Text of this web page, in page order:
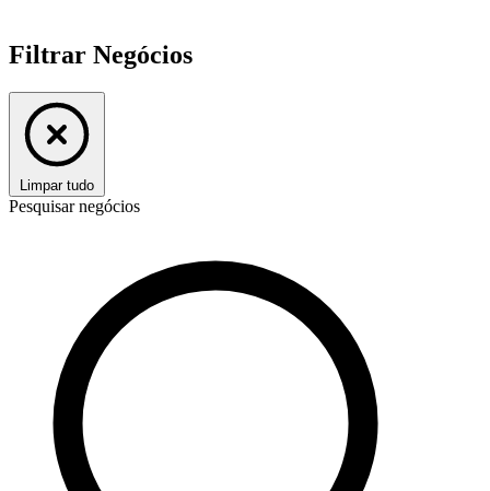
Filtrar Negócios
Limpar tudo
Pesquisar negócios